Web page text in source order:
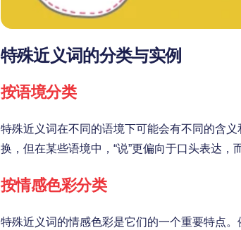
特殊近义词的分类与实例
按语境分类
特殊近义词在不同的语境下可能会有不同的含义
换，但在某些语境中，“说”更偏向于口头表达，
按情感色彩分类
特殊近义词的情感色彩是它们的一个重要特点。